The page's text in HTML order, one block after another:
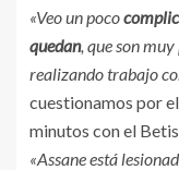
«Veo un poco
quedan, que son
realizando trabajo
cuestionamos por
minutos con el
«Assane está